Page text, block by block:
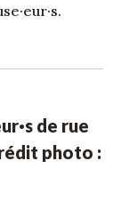
de rue
photo :